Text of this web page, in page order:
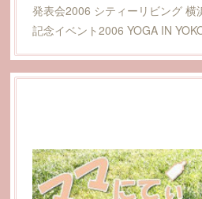
発表会2006 シティーリビング 横
記念イベント2006 YOGA IN